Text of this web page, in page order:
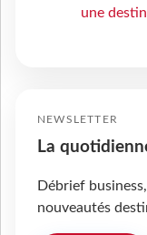
une
NEWSLETTER
La
Débrief
nouveautés